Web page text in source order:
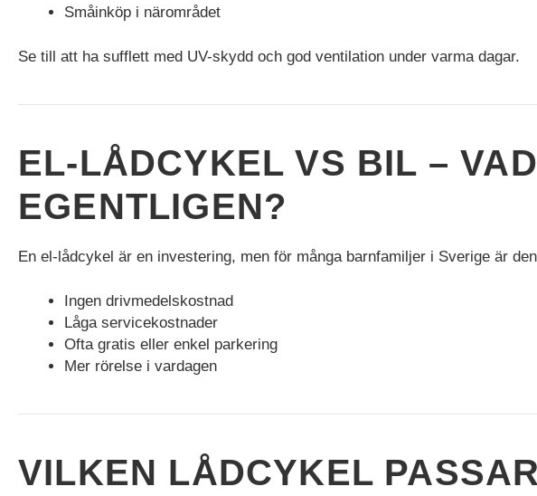
Småinköp i närområdet
Se till att ha sufflett med UV-skydd och god ventilation under varma dagar.
EL-LÅDCYKEL VS BIL –
EGENTLIGEN?
En el-lådcykel är en investering, men för många barnfamiljer i Sverige är
Ingen drivmedelskostnad
Låga servicekostnader
Ofta gratis eller enkel parkering
Mer rörelse i vardagen
VILKEN LÅDCYKEL